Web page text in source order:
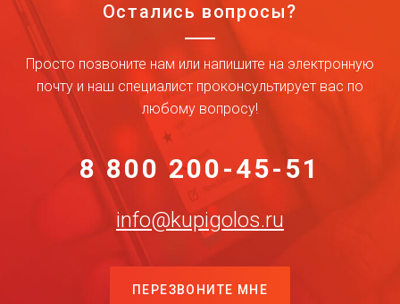
Остались вопросы?
Просто позвоните нам или напишите на электронную
почту и наш специалист проконсультирует вас по
любому вопросу!
8 800 200-45-51
info@kupigolos.ru
ПЕРЕЗВОНИТЕ МНЕ